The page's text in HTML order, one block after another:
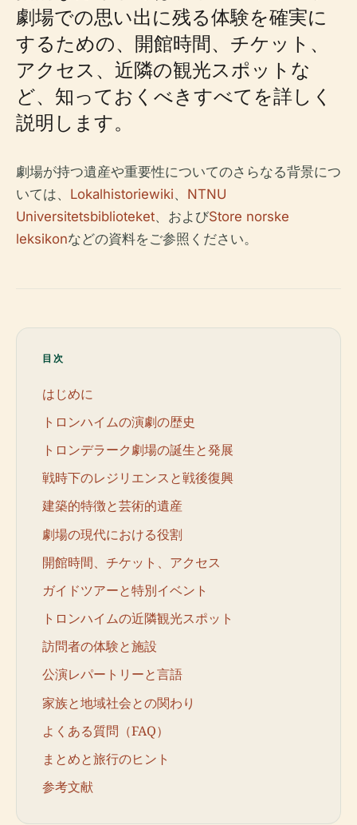
劇場での思い出に残る体験を確実に
するための、開館時間、チケット、
アクセス、近隣の観光スポットな
ど、知っておくべきすべてを詳しく
説明します。
劇場が持つ遺産や重要性についてのさらなる背景につ
いては、 Lokalhistoriewiki、 NTNU
Universitetsbiblioteket、およびStore norske
leksikonなどの資料をご参照ください。
目次
はじめに
トロンハイムの演劇の歴史
トロンデラーク劇場の誕生と発展
戦時下のレジリエンスと戦後復興
建築的特徴と芸術的遺産
劇場の現代における役割
開館時間、チケット、アクセス
ガイドツアーと特別イベント
トロンハイムの近隣観光スポット
訪問者の体験と施設
公演レパートリーと言語
家族と地域社会との関わり
よくある質問（FAQ）
まとめと旅行のヒント
参考文献